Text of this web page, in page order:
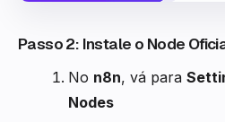
Passo 2: Instale o Node
No n8n, vá para
Nodes